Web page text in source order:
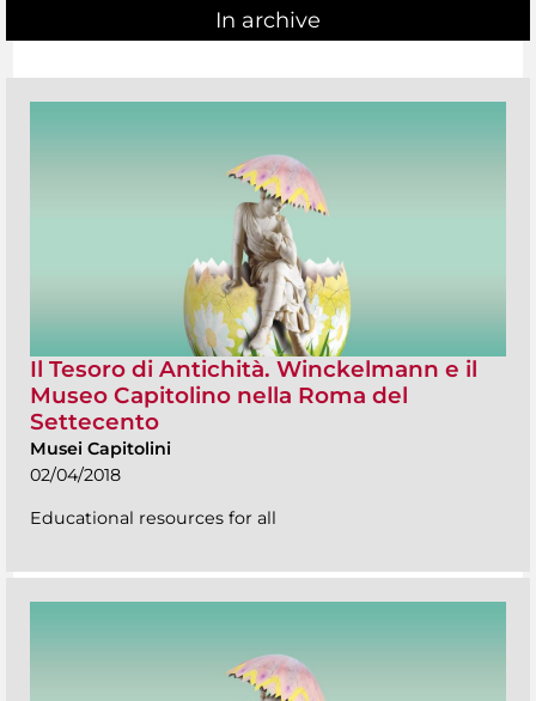
In archive
Il Tesoro di Antichità. Winckelmann e il
Museo Capitolino nella Roma del
Settecento
Musei Capitolini
02/04/2018
Educational resources for all